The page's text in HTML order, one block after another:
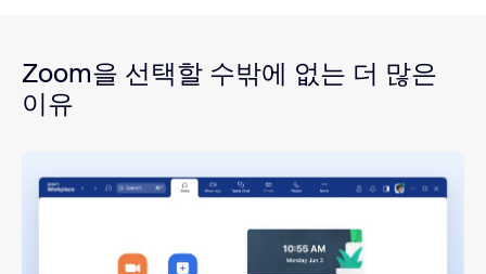
Zoom을 선택할 수밖에 없는 더 많은
이유